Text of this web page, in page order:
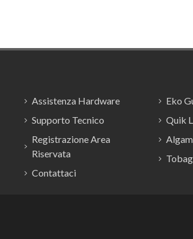
Assistenza Hardware
Supporto Tecnico
Registrazione Area
Riservata
Contattaci
Eko
Quik